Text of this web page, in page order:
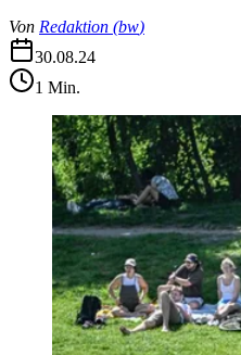
Von Redaktion (bw)
30.08.24
1 Min.